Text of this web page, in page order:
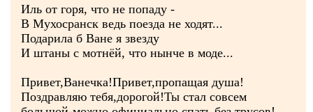
Иль от горя, что не попаду -
В Мухосранск ведь поезда не ходят...
Подарила б Ване я звезду
И штаны с мотнёй, что нынче в моде...
Привет,Ванечка!Привет,пропащая душа!
Поздравляю тебя,дорогой!Ты стал совсем